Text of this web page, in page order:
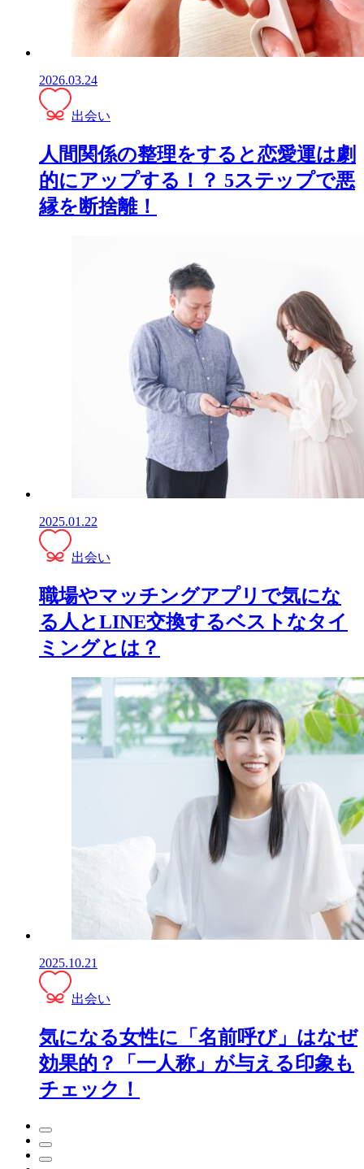
2026.03.24
出会い
人間関係の整理をすると恋愛運は劇
的にアップする！？ 5ステップで悪
縁を断捨離！
2025.01.22
出会い
職場やマッチングアプリで気にな
る人とLINE交換するベストなタイ
ミングとは？
2025.10.21
出会い
気になる女性に「名前呼び」はなぜ
効果的？「一人称」が与える印象も
チェック！